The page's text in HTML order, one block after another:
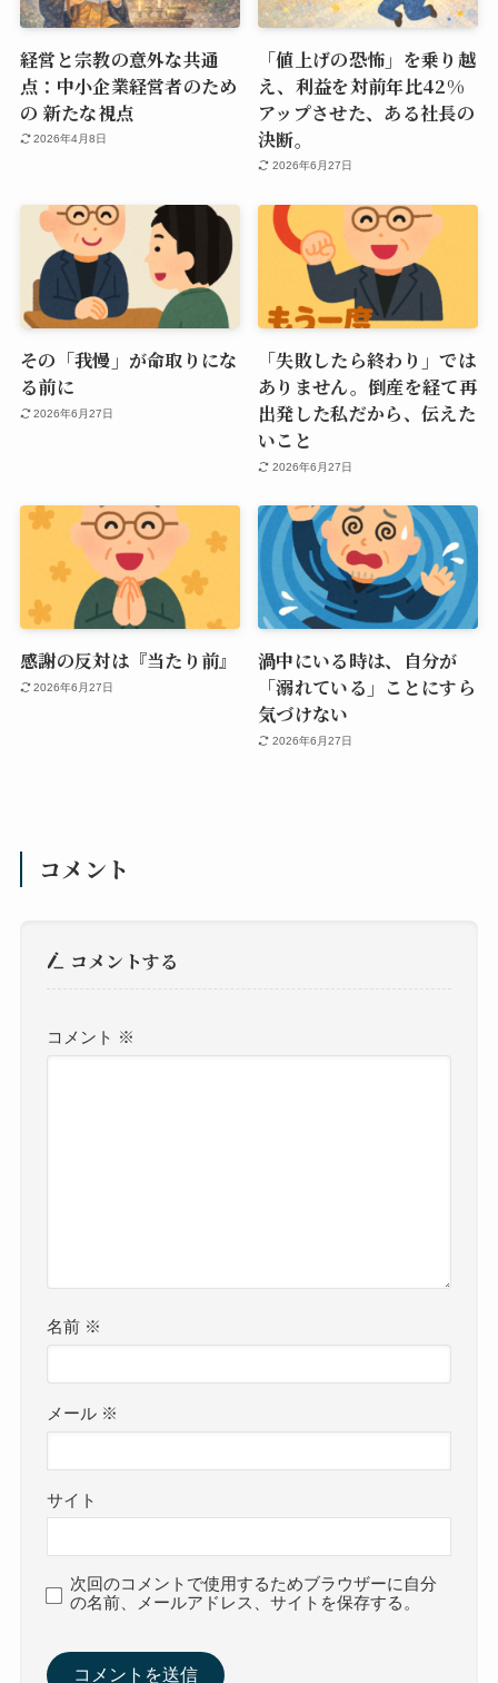
経営と宗教の意外な共通
点：中小企業経営者のため
の 新たな視点
2026年4月8日
「値上げの恐怖」を乗り越
え、利益を対前年比42%
アップさせた、ある社長の
決断。
2026年6月27日
その「我慢」が命取りにな
る前に
2026年6月27日
「失敗したら終わり」では
ありません。倒産を経て再
出発した私だから、伝えた
いこと
2026年6月27日
感謝の反対は『当たり前』
2026年6月27日
渦中にいる時は、自分が
「溺れている」ことにすら
気づけない
2026年6月27日
コメント
コメントする
コメント ※
名前 ※
メール ※
サイト
次回のコメントで使用するためブラウザーに自分
の名前、メールアドレス、サイトを保存する。